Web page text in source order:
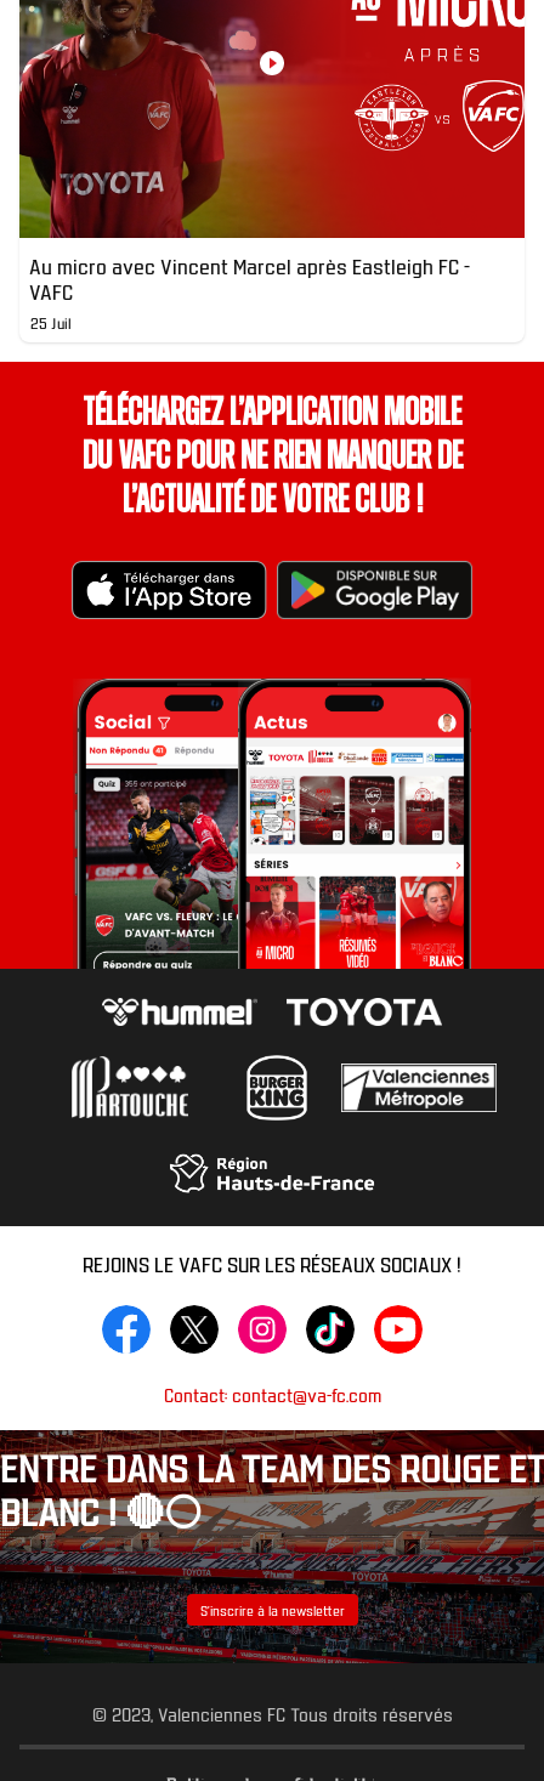
Au micro avec Vincent Marcel après Eastleigh FC -
VAFC
25 Juil
Téléchargez l’application mobile
du VAFC pour ne rien manquer de
l’actualité de votre club !
REJOINS LE VAFC SUR LES RÉSEAUX SOCIAUX !
Contact: contact@va-fc.com
ENTRE DANS LA TEAM DES ROUGE ET
BLANC ! 🔴⚪️
S’inscrire à la newsletter
© 2023, Valenciennes FC Tous droits réservés